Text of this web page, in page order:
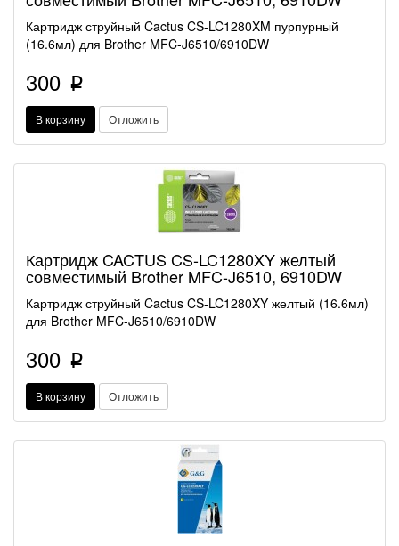
Картридж струйный Cactus CS-LC1280XM пурпурный
(16.6мл) для Brother MFC-J6510/6910DW
300 p
В корзину Отложить
Картридж CACTUS CS-LC1280XY желтый
совместимый Brother MFC-J6510, 6910DW
Картридж струйный Cactus CS-LC1280XY желтый (16.6мл)
для Brother MFC-J6510/6910DW
300 p
В корзину Отложить